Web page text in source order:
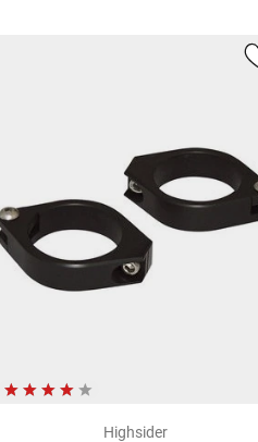
Highsider